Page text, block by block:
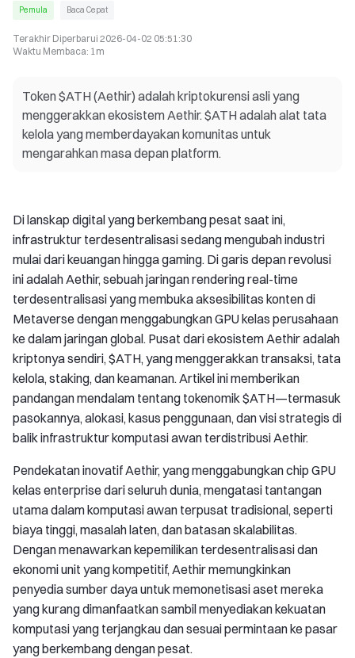
Pemula Baca Cepat
Terakhir Diperbarui 2026-04-02 05:51:30
Waktu Membaca: 1m
Token $ATH (Aethir) adalah kriptokurensi asli yang
menggerakkan ekosistem Aethir. $ATH adalah alat tata
kelola yang memberdayakan komunitas untuk
mengarahkan masa depan platform.
Di lanskap digital yang berkembang pesat saat ini,
infrastruktur terdesentralisasi sedang mengubah industri
mulai dari keuangan hingga gaming. Di garis depan revolusi
ini adalah Aethir, sebuah jaringan rendering real-time
terdesentralisasi yang membuka aksesibilitas konten di
Metaverse dengan menggabungkan GPU kelas perusahaan
ke dalam jaringan global. Pusat dari ekosistem Aethir adalah
kriptonya sendiri, $ATH, yang menggerakkan transaksi, tata
kelola, staking, dan keamanan. Artikel ini memberikan
pandangan mendalam tentang tokenomik $ATH—termasuk
pasokannya, alokasi, kasus penggunaan, dan visi strategis di
balik infrastruktur komputasi awan terdistribusi Aethir.
Pendekatan inovatif Aethir, yang menggabungkan chip GPU
kelas enterprise dari seluruh dunia, mengatasi tantangan
utama dalam komputasi awan terpusat tradisional, seperti
biaya tinggi, masalah laten, dan batasan skalabilitas.
Dengan menawarkan kepemilikan terdesentralisasi dan
ekonomi unit yang kompetitif, Aethir memungkinkan
penyedia sumber daya untuk memonetisasi aset mereka
yang kurang dimanfaatkan sambil menyediakan kekuatan
komputasi yang terjangkau dan sesuai permintaan ke pasar
yang berkembang dengan pesat.